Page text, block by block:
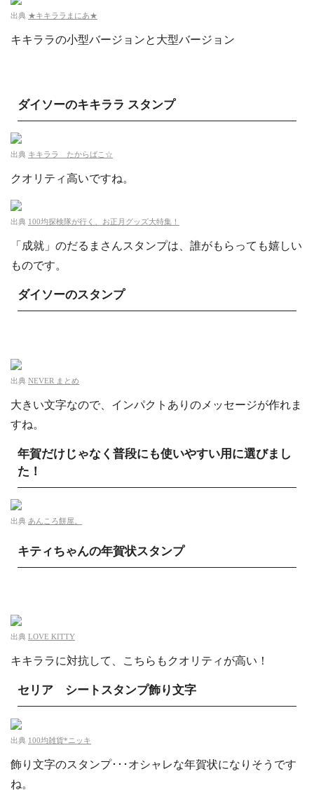
出典 ★キキララまにあ★
キキララの小型バージョンと大型バージョン
ダイソーのキキララ スタンプ
出典 キキララ たからばこ☆
クオリティ高いですね。
出典 100均探検隊が行く、お正月グッズ大特集！
「成就」のだるまさんスタンプは、誰がもらっても嬉しい
ものです。
ダイソーのスタンプ
出典 NEVER まとめ
大きい文字なので、インパクトありのメッセージが作れま
すね。
年賀だけじゃなく普段にも使いやすい用に選びまし
た！
出典 あんころ餅屋。
キティちゃんの年賀状スタンプ
出典 LOVE KITTY
キキララに対抗して、こちらもクオリティが高い！
セリア シートスタンプ飾り文字
出典 100均雑貨*ニッキ
飾り文字のスタンプ･･･オシャレな年賀状になりそうです
ね。